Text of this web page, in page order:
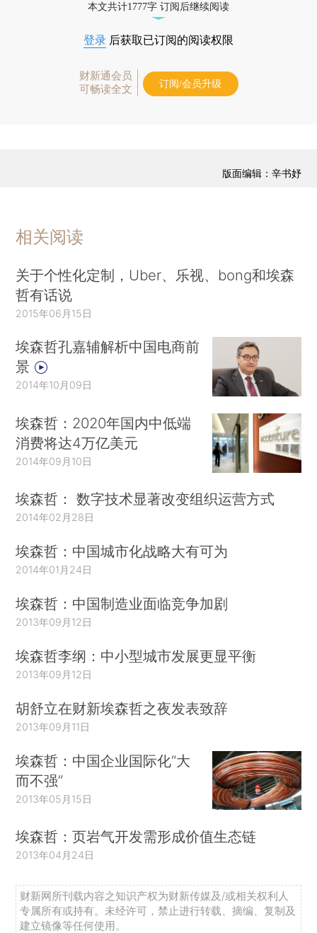
本文共计1777字 订阅后继续阅读
登录 后获取已订阅的阅读权限
财新通会员
可畅读全文
订阅/会员升级
版面编辑：辛书妤
相关阅读
关于个性化定制，Uber、乐视、bong和埃森
哲有话说
2015年06月15日
埃森哲孔嘉辅解析中国电商前
景
2014年10月09日
埃森哲：2020年国内中低端
消费将达4万亿美元
2014年09月10日
埃森哲： 数字技术显著改变组织运营方式
2014年02月28日
埃森哲：中国城市化战略大有可为
2014年01月24日
埃森哲：中国制造业面临竞争加剧
2013年09月12日
埃森哲李纲：中小型城市发展更显平衡
2013年09月12日
胡舒立在财新埃森哲之夜发表致辞
2013年09月11日
埃森哲：中国企业国际化“大
而不强”
2013年05月15日
埃森哲：页岩气开发需形成价值生态链
2013年04月24日
财新网所刊载内容之知识产权为财新传媒及/或相关权利人
专属所有或持有。未经许可，禁止进行转载、摘编、复制及
建立镜像等任何使用。